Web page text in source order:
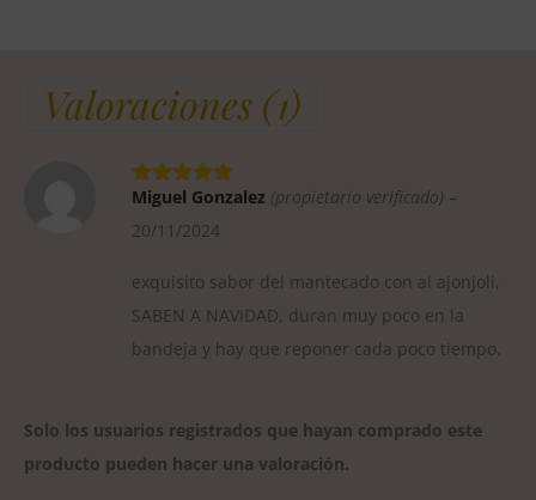
Valoraciones (1)
Miguel Gonzalez (propietario verificado) –
20/11/2024
exquisito sabor del mantecado con al ajonjoli,
SABEN A NAVIDAD, duran muy poco en la
bandeja y hay que reponer cada poco tiempo.
Solo los usuarios registrados que hayan comprado este
producto pueden hacer una valoración.